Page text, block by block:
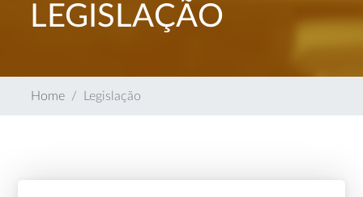
LEGISLAÇÃO
Home Legislação